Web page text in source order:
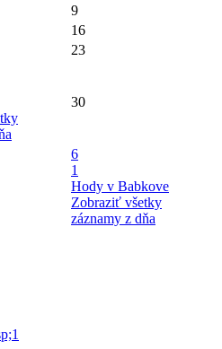
9
16
23
30
6
1
Hody v Babkove
Zobraziť všetky
záznamy z dňa